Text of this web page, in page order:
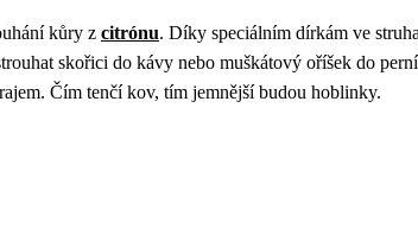
kůry z citrónu. Díky speciálním dírkám ve
skořici do kávy nebo muškátový oříšek do
Čím tenčí kov, tím jemnější budou hoblinky.